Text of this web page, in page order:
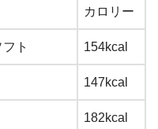
カロリー
ト 154kcal
147kcal
182kcal